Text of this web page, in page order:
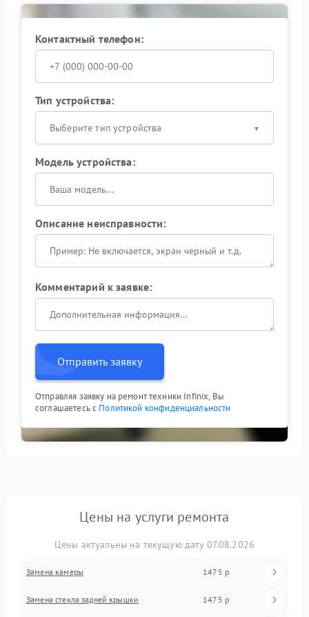
Контактный телефон:
Тип устройства:
Выберите тип устройства
Модель устройства:
Описание неисправности:
Комментарий к заявке:
Отправить заявку
Отправляя заявку на ремонт техники Infinix, Вы
соглашаетесь с Политикой конфиденциальности
Цены на услуги ремонта
Цены актуальны на текущую дату 07.08.2026
Замена камеры 1475 р
Замена стекла задней крышки 1475 р